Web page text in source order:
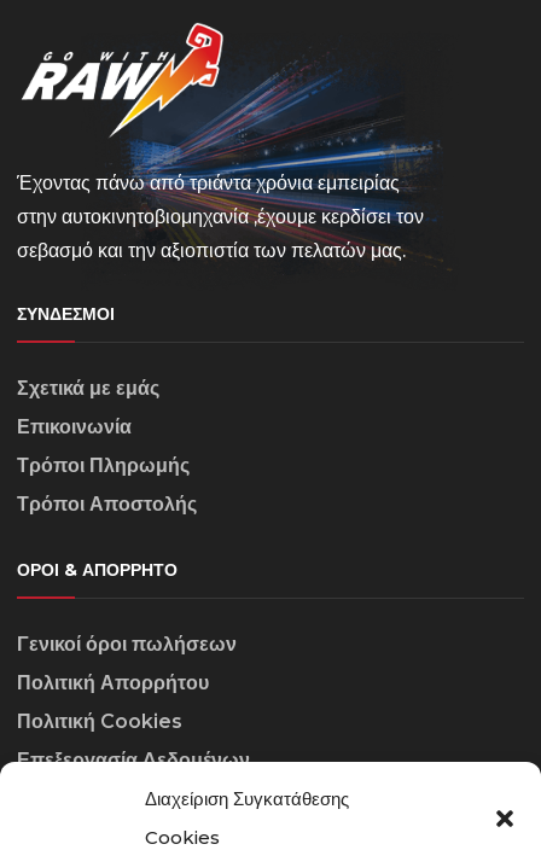
Διαχείριση Συγκατάθεσης
Cookies
Έχοντας πάνω από τριάντα χρόνια εμπειρίας
στην αυτοκινητοβιομηχανία ,έχουμε κερδίσει τον
σεβασμό και την αξιοπιστία των πελατών μας.
ΣΎΝΔΕΣΜΟΙ
Σχετικά με εμάς
Επικοινωνία
Τρόποι Πληρωμής
Τρόποι Αποστολής
ΌΡΟΙ & ΑΠΌΡΡΗΤΟ
Γενικοί όροι πωλήσεων
Πολιτική Απορρήτου
Πολιτική Cookies
Επεξεργασία Δεδομένων
ΣΤΟΙΧΕΊΑ ΕΠΙΚΟΙΝΩΝΊΑΣ